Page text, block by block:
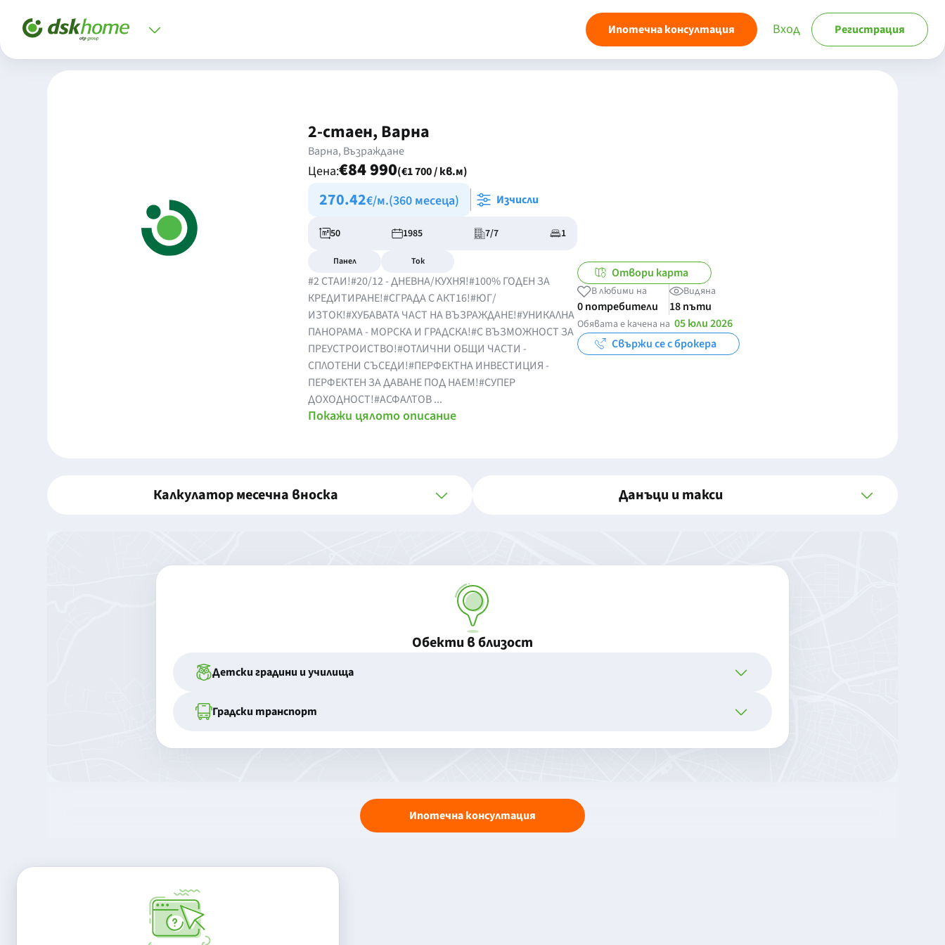
Ипотечна консултация Вход Регистрация
2-стаен, Варна
Варна, Възраждане
Цена:€84 990(€1 700 / кв.м)
270.42€/м.(360 месеца) Изчисли
50 1985 7/7 1
Панел Ток
#2 СТАИ!#20/12 - ДНЕВНА/КУХНЯ!#100% ГОДЕН ЗА
КРЕДИТИРАНЕ!#СГРАДА С АКТ16!#ЮГ/
ИЗТОК!#ХУБАВАТА ЧАСТ НА ВЪЗРАЖДАНЕ!#УНИКАЛНА
ПАНОРАМА - МОРСКА И ГРАДСКА!#С ВЪЗМОЖНОСТ ЗА
ПРЕУСТРОИСТВО! #ОТЛИЧНИ ОБЩИ ЧАСТИ -
СПЛОТЕНИ СЪСЕДИ!#ПЕРФЕКТНА ИНВЕСТИЦИЯ -
ПЕРФЕКТЕН ЗА ДАВАНЕ ПОД НАЕМ!#СУПЕР
ДОХОДНОСТ!#АСФАЛТОВ ...
Покажи цялото описание
Отвори карта
В любими на
0 потребители
Видяна
18 пъти
Обявата е качена на 05 юли 2026
Свържи се с брокера
Калкулатор месечна вноска Данъци и такси
Обекти в близост
Детски градини и училища
Градски транспорт
Ипотечна консултация